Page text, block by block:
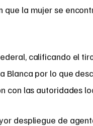
que la mujer se
calificando el
Blanca por lo que
con las autoridades
despliegue de